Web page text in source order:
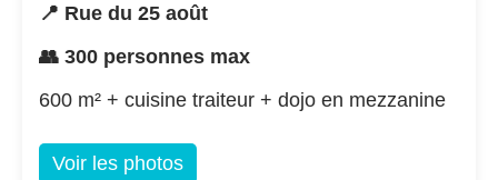
📍 Rue du 25 août
👥 300 personnes max
600 m² + cuisine traiteur + dojo en mezzanine
Voir les photos